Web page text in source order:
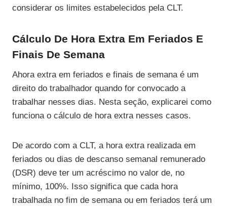
considerar os limites estabelecidos pela CLT.
Cálculo De Hora Extra Em Feriados E
Finais De Semana
Ahora extra em feriados e finais de semana é um
direito do trabalhador quando for convocado a
trabalhar nesses dias. Nesta seção, explicarei como
funciona o cálculo de hora extra nesses casos.
De acordo com a CLT, a hora extra realizada em
feriados ou dias de descanso semanal remunerado
(DSR) deve ter um acréscimo no valor de, no
mínimo, 100%. Isso significa que cada hora
trabalhada no fim de semana ou em feriados terá um